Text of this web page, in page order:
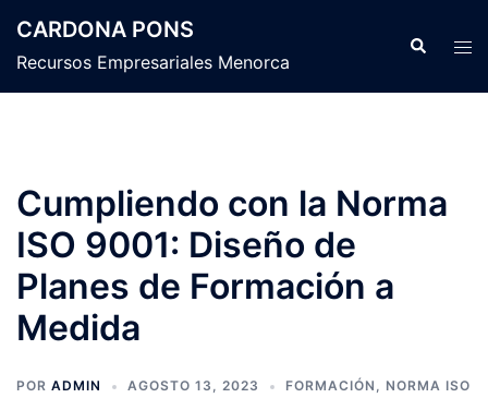
contenido
CARDONA PONS
Recursos Empresariales Menorca
Buscar
Cumpliendo con la Norma
ISO 9001: Diseño de
Planes de Formación a
Medida
POR ADMIN AGOSTO 13, 2023 FORMACIÓN , NORMA ISO